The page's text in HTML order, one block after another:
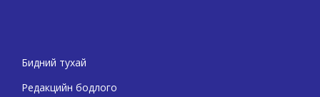
Бидний тухай
Редакцийн бодлого